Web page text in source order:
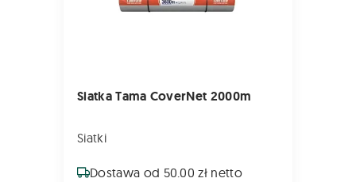
Siatka Tama CoverNet 2000m
Siatki
Dostawa od 50.00 zł netto